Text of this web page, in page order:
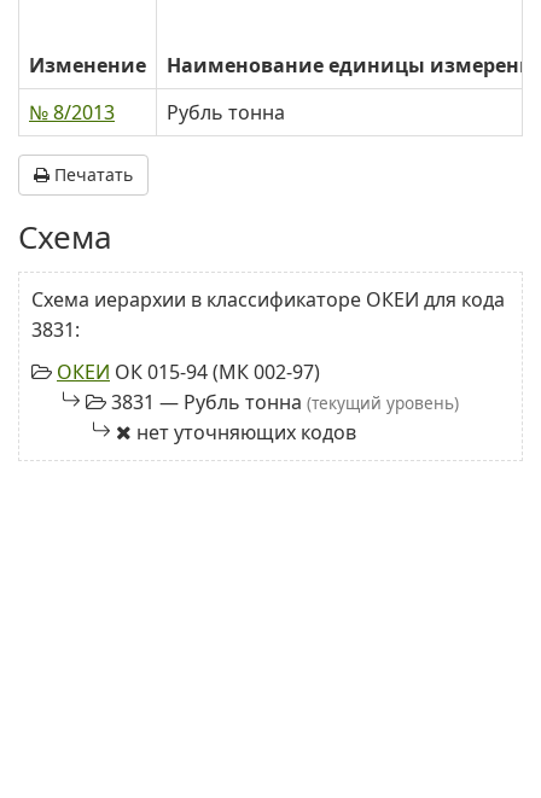
Изменение
Наименование единицы
№ 8/2013
Рубль тонна
Печатать
Схема
Схема иерархии в классификаторе ОКЕИ для кода
3831:
ОКЕИ ОК 015-94 (МК 002-97)
3831 — Рубль тонна (текущий уровень)
нет уточняющих кодов